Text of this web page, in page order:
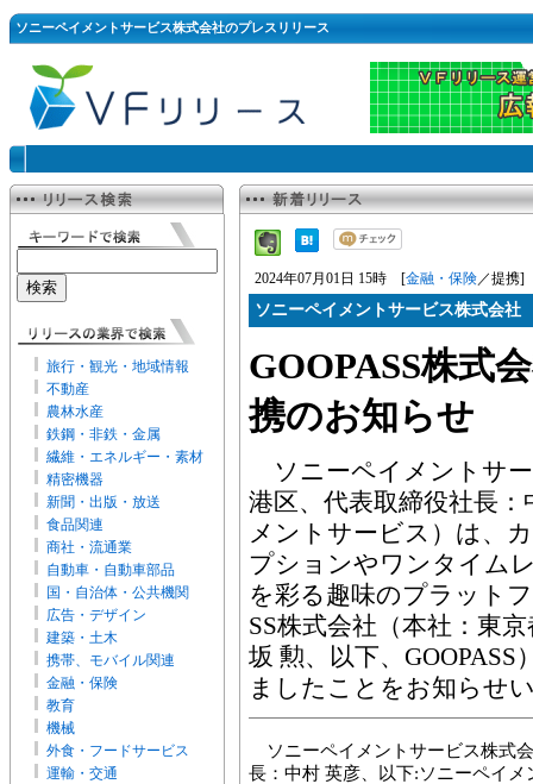
ソニーペイメントサービス株式会社のプレスリリース
旅行・観光・地域情報
不動産
農林水産
鉄鋼・非鉄・金属
繊維・エネルギー・素材
精密機器
新聞・出版・放送
食品関連
商社・流通業
自動車・自動車部品
国・自治体・公共機関
広告・デザイン
建築・土木
携帯、モバイル関連
金融・保険
教育
機械
外食・フードサービス
運輸・交通
2024年07月01日 15時 [金融・保険／提携]
ソニーペイメントサービス株式会社
GOOPASS株式
携のお知らせ
ソニーペイメントサー
港区、代表取締役社長
メントサービス）は、
プションやワンタイム
を彩る趣味のプラット
SS株式会社（本社：東
坂 勲、以下、
ましたことをお知らせ
ソニーペイメントサービス株式
長：中村 英彦、以下:ソニーペイ